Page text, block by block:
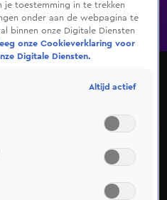
De Bondgenoten
outs! Welk bondje gaat de
je toestemming in te trekken
onder aan de webpagina te
binnen onze Digitale Diensten
onze Cookieverklaring voor
Digitale Diensten.
Altijd actief